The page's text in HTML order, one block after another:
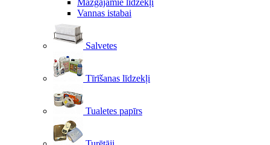
Mazgājamie līdzekļi
Vannas istabai
Salvetes
Tīrīšanas līdzekļi
Tualetes papīrs